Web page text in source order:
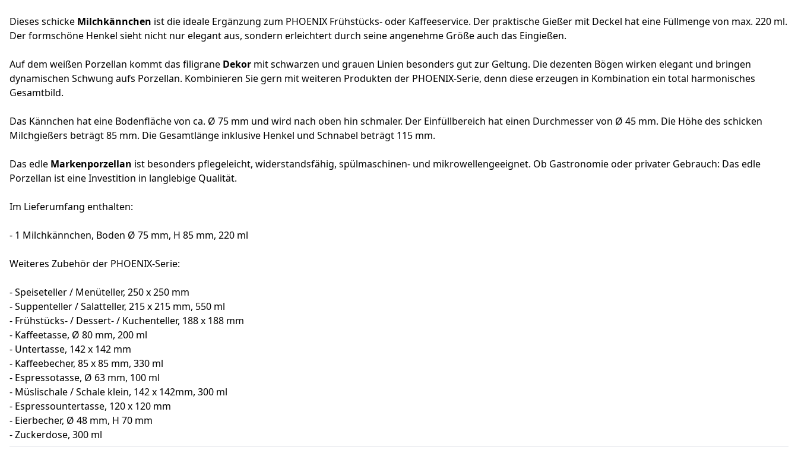
Dieses schicke Milchkännchen ist die ideale Ergänzung zum PHOENIX Frühstücks- oder Kaffeeservice. Der praktische Gießer mit Deckel hat eine Füllmenge von max. 220 ml.
Der formschöne Henkel sieht nicht nur elegant aus, sondern erleichtert durch seine angenehme Größe auch das Eingießen.
Auf dem weißen Porzellan kommt das filigrane Dekor mit schwarzen und grauen Linien besonders gut zur Geltung. Die dezenten Bögen wirken elegant und bringen
dynamischen Schwung aufs Porzellan. Kombinieren Sie gern mit weiteren Produkten der PHOENIX-Serie, denn diese erzeugen in Kombination ein total harmonisches
Gesamtbild.
Das Kännchen hat eine Bodenfläche von ca. Ø 75 mm und wird nach oben hin schmaler. Der Einfüllbereich hat einen Durchmesser von Ø 45 mm. Die Höhe des schicken
Milchgießers beträgt 85 mm. Die Gesamtlänge inklusive Henkel und Schnabel beträgt 115 mm.
Das edle Markenporzellan ist besonders pflegeleicht, widerstandsfähig, spülmaschinen- und mikrowellengeeignet. Ob Gastronomie oder privater Gebrauch: Das edle
Porzellan ist eine Investition in langlebige Qualität.
Im Lieferumfang enthalten:
- 1 Milchkännchen, Boden Ø 75 mm, H 85 mm, 220 ml
Weiteres Zubehör der PHOENIX-Serie:
- Speiseteller / Menüteller, 250 x 250 mm
- Suppenteller / Salatteller, 215 x 215 mm, 550 ml
- Frühstücks- / Dessert- / Kuchenteller, 188 x 188 mm
- Kaffeetasse, Ø 80 mm, 200 ml
- Untertasse, 142 x 142 mm
- Kaffeebecher, 85 x 85 mm, 330 ml
- Espressotasse, Ø 63 mm, 100 ml
- Müslischale / Schale klein, 142 x 142mm, 300 ml
- Espressountertasse, 120 x 120 mm
- Eierbecher, Ø 48 mm, H 70 mm
- Zuckerdose, 300 ml